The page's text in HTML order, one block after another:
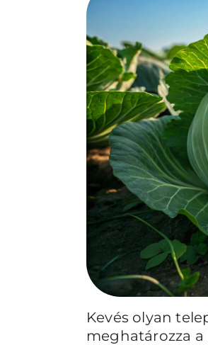
Kevés olyan
meghatározza